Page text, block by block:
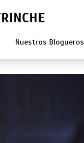
Nuestros Blogueros